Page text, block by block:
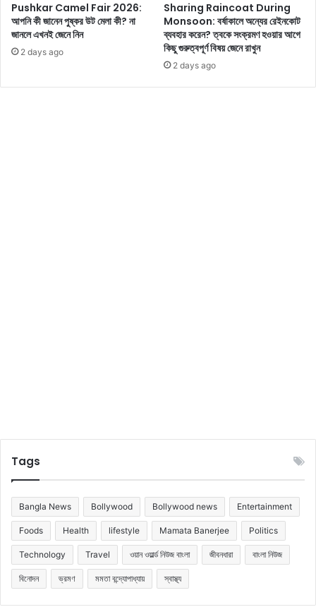
!Pushkar Camel Fair 2026:
আপনি কী জানেন পুষ্কর উট মেলা কী? না
জানলে এখনই জেনে নিন
2 days ago
Sharing Raincoat During
Monsoon: বর্ষাকালে অন্যের রেইনকোট
ব্যবহার করেন? ত্বকে সংক্রমণ হওয়ার আগে
কিছু গুরুত্বপূর্ণ বিষয় জেনে রাখুন
2 days ago
Tags
Bangla News Bollywood Bollywood news Entertainment
Foods Health lifestyle Mamata Banerjee Politics
Technology Travel ওয়ান ওয়ার্ল্ড নিউজ বাংলা জীবনধারা বাংলা নিউজ
বিনোদন ভ্রমণ মমতা বন্দ্যোপাধ্যায় স্বাস্থ্য